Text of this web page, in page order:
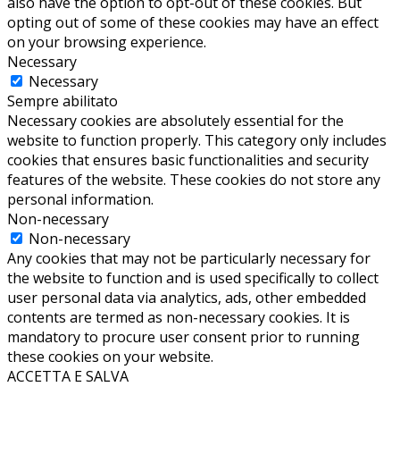
opting out of some of these cookies may have an effect
on your browsing experience.
Necessary
Necessary
Sempre abilitato
Necessary cookies are absolutely essential for the
website to function properly. This category only includes
cookies that ensures basic functionalities and security
features of the website. These cookies do not store any
personal information.
Non-necessary
Non-necessary
Any cookies that may not be particularly necessary for
the website to function and is used specifically to collect
user personal data via analytics, ads, other embedded
contents are termed as non-necessary cookies. It is
mandatory to procure user consent prior to running
these cookies on your website.
ACCETTA E SALVA